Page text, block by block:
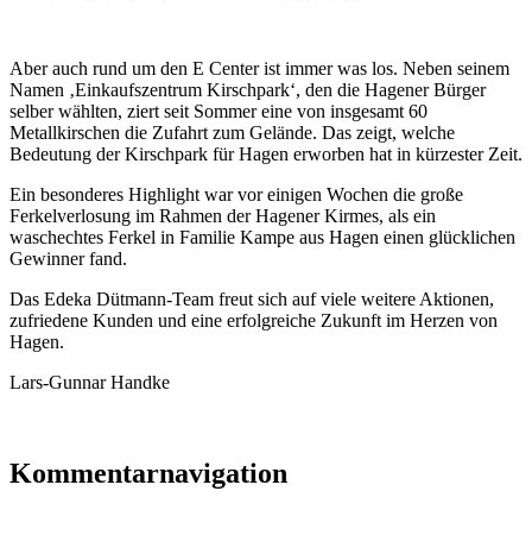
Aber auch rund um den E Center ist immer was los. Neben seinem
Namen ‚Einkaufszentrum Kirschpark‘, den die Hagener Bürger
selber wählten, ziert seit Sommer eine von insgesamt 60
Metallkirschen die Zufahrt zum Gelände. Das zeigt, welche
Bedeutung der Kirschpark für Hagen erworben hat in kürzester Zeit.
Ein besonderes Highlight war vor einigen Wochen die große
Ferkelverlosung im Rahmen der Hagener Kirmes, als ein
waschechtes Ferkel in Familie Kampe aus Hagen einen glücklichen
Gewinner fand.
Das Edeka Dütmann-Team freut sich auf viele weitere Aktionen,
zufriedene Kunden und eine erfolgreiche Zukunft im Herzen von
Hagen.
Lars-Gunnar Handke
Kommentarnavigation